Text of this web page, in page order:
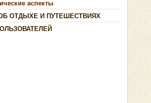
аспекты
ОТДЫХЕ И ПУТЕШЕСТВИЯХ